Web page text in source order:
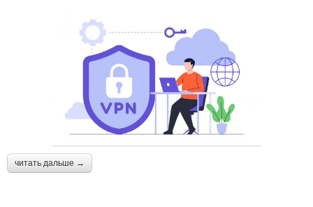
читать дальше →